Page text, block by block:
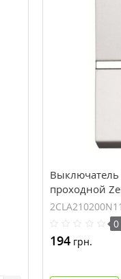
проходной
N2102 BL
0
194грн.